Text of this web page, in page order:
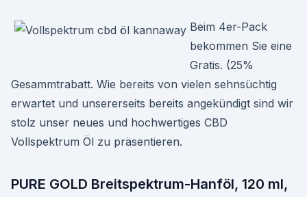
Beim 4er-Pack
bekommen Sie eine
Gratis. (25%
Gesammtrabatt. Wie bereits von vielen sehnsüchtig
erwartet und unsererseits bereits angekündigt sind wir
stolz unser neues und hochwertiges CBD
Vollspektrum Öl zu präsentieren.
PURE GOLD Breitspektrum-Hanföl, 120 ml,